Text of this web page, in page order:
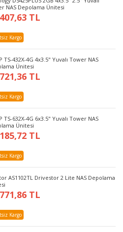
NAS Depolama Ünitesi
TL
Kargo
TS-432X-4G 4x3.5" Yuvalı Tower NAS
Ünitesi
TL
Kargo
TS-632X-4G 6x3.5" Yuvalı Tower NAS
Ünitesi
TL
Kargo
AS1102TL Drivestor 2 Lite NAS Depolama
TL
Kargo